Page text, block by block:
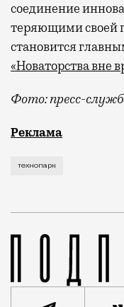
соединение
теряющими своей
становится
«Новаторства вне
Фото: пресс-
Рекламные
Реклама
технопарк